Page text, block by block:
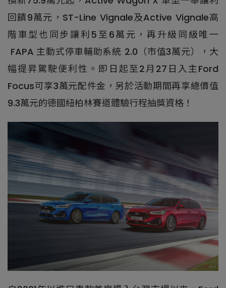
回饋9萬元，ST-Line Vignale及Active Vignale高
階車型也同步讓利5至6萬元，再升級同級唯一
FAPA 主動式停車輔助系統 2.0（市值3萬元），大
幅提昇駕駛便利性。即日起至2月27日入主Ford
Focus可享3萬元配件金，另於活動期間再享總價值
9.3萬元的德國紐柏林賽道體驗行程抽獎資格！